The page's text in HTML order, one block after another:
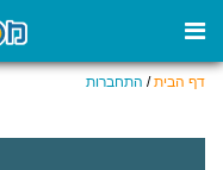
דף הבית/ התחברות